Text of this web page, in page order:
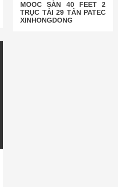
MOOC SÀN 40 FEET 2
TRỤC TẢI 29 TẤN PATEC
XINHONGDONG